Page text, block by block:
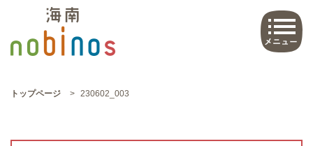
トップページ > 230602_003